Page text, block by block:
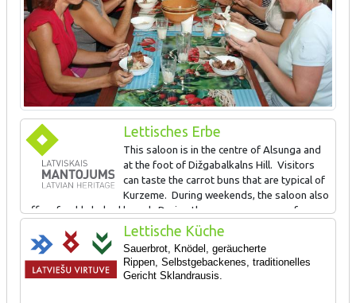
Lettisches Erbe
This saloon is in the centre of Alsunga and
at the foot of Dižgabalkalns Hill. Visitors
can taste the carrot buns that are typical of
Kurzeme. During weekends, the saloon also
offers freshly baked bread. During the summer, groups of
tourists that apply in advance can take part in cooking locally
popular foods on an outdoor fireplace. Dižgabalkalns Hill (8 m) is
a former Courlandian castle hill, and its surface (54x22 m) offers
a good view of the centre of Alsunga.
Lettische Küche
Sauerbrot, Knödel, geräucherte
Rippen, Selbstgebackenes, traditionelles
Gericht Sklandrausis.